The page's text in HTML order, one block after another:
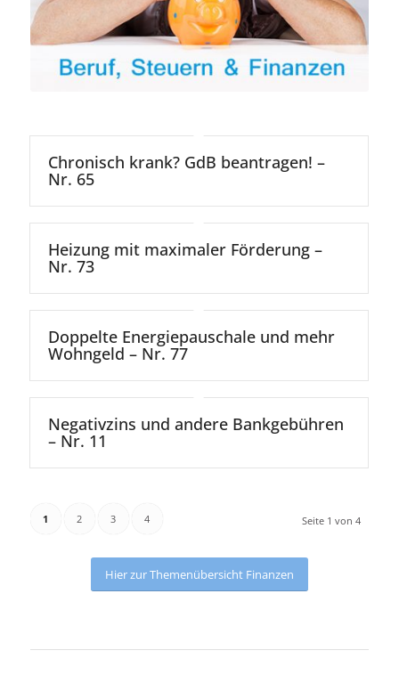
Chronisch krank? GdB beantragen! –
Nr. 65
Heizung mit maximaler Förderung –
Nr. 73
Doppelte Energiepauschale und mehr
Wohngeld – Nr. 77
Negativzins und andere Bankgebühren
– Nr. 11
Seite 1 von 4
1 2 3 4
Hier zur Themenübersicht Finanzen